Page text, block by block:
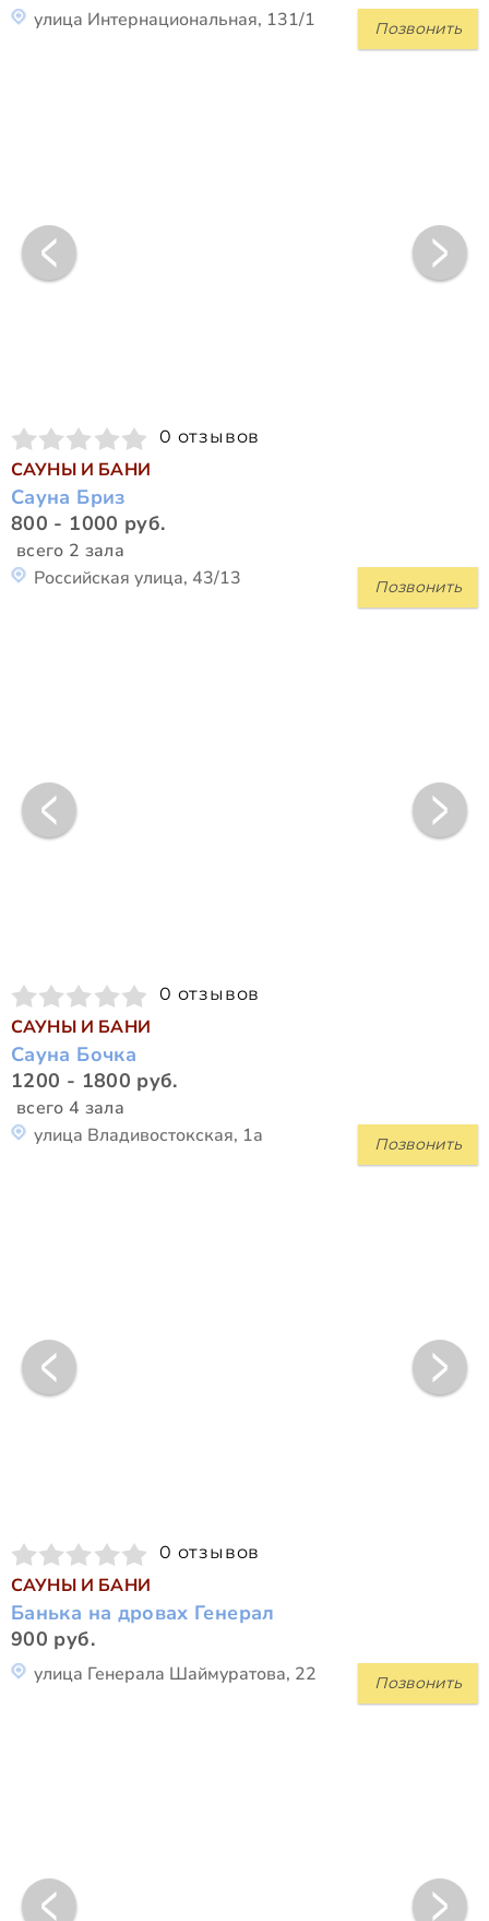
Позвонить
улица Интернациональная, 131/1
0 отзывов
САУНЫ И БАНИ
Сауна Бриз
800 - 1000 руб.
всего 2 зала
Позвонить
Российская улица, 43/13
0 отзывов
САУНЫ И БАНИ
Сауна Бочка
1200 - 1800 руб.
всего 4 зала
Позвонить
улица Владивостокская, 1а
0 отзывов
САУНЫ И БАНИ
Банька на дровах Генерал
900 руб.
Позвонить
улица Генерала Шаймуратова, 22